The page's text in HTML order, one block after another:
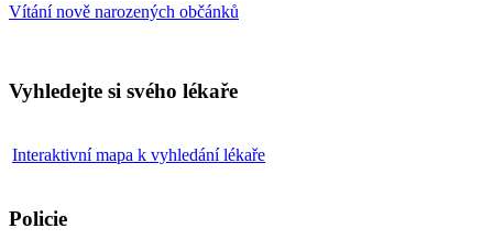
Vítání nově narozených občánků
Vyhledejte si svého lékaře
Interaktivní mapa k vyhledání lékaře
Policie